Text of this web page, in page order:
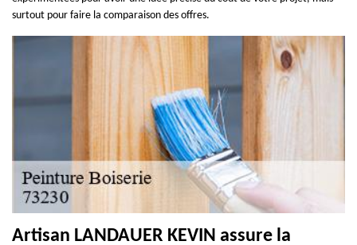
surtout pour faire la comparaison des offres.
Artisan LANDAUER KEVIN assure la